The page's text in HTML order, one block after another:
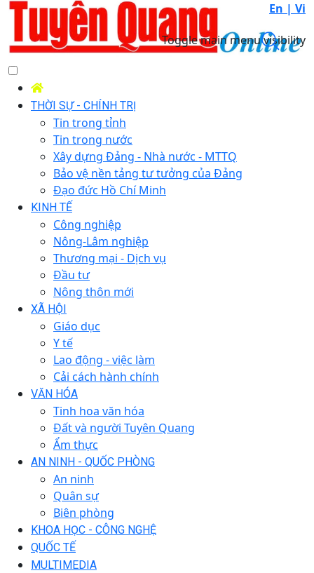
En | Vi
Toggle main menu visibility
THỜI SỰ - CHÍNH TRỊ
Tin trong tỉnh
Tin trong nước
Xây dựng Đảng - Nhà nước - MTTQ
Bảo vệ nền tảng tư tưởng của Đảng
Đạo đức Hồ Chí Minh
KINH TẾ
Công nghiệp
Nông-Lâm nghiệp
Thương mại - Dịch vụ
Đầu tư
Nông thôn mới
XÃ HỘI
Giáo dục
Y tế
Lao động - việc làm
Cải cách hành chính
VĂN HÓA
Tinh hoa văn hóa
Đất và người Tuyên Quang
Ẩm thực
AN NINH - QUỐC PHÒNG
An ninh
Quân sự
Biên phòng
KHOA HỌC - CÔNG NGHỆ
QUỐC TẾ
MULTIMEDIA